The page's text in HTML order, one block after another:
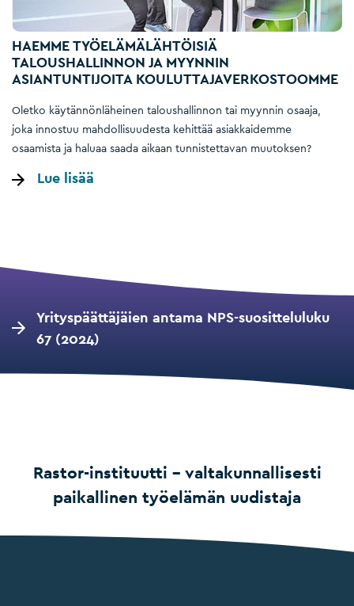
HAEMME TYÖELÄMÄLÄHTÖISIÄ
TALOUSHALLINNON JA MYYNNIN
ASIANTUNTIJOITA KOULUTTAJAVERKOSTOOMME
Oletko käytännönläheinen taloushallinnon tai myynnin osaaja,
joka innostuu mahdollisuudesta kehittää asiakkaidemme
osaamista ja haluaa saada aikaan tunnistettavan muutoksen?
Lue lisää
Yrityspäättäjäien antama NPS-suositteluluku
67 (2024)
Rastor-instituutti – valtakunnallisesti
paikallinen työelämän uudistaja